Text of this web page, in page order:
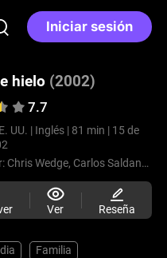
Iniciar sesión
hielo (2002)
7.7
UU. | Inglés | 81 min | 15 de
Chris Wedge, Carlos Saldanha
Ver Reseña
Familia